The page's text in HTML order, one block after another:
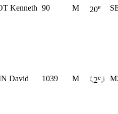
Kenneth 90 M 20e
David 1039 M 2e